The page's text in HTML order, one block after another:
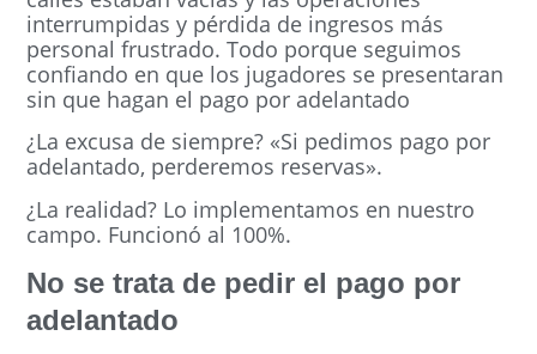
interrumpidas y pérdida de ingresos más
personal frustrado. Todo porque seguimos
confiando en que los jugadores se presentaran
sin que hagan el pago por adelantado
¿La excusa de siempre? «Si pedimos pago por
adelantado, perderemos reservas».
¿La realidad? Lo implementamos en nuestro
campo. Funcionó al 100%.
No se trata de pedir el pago por
adelantado